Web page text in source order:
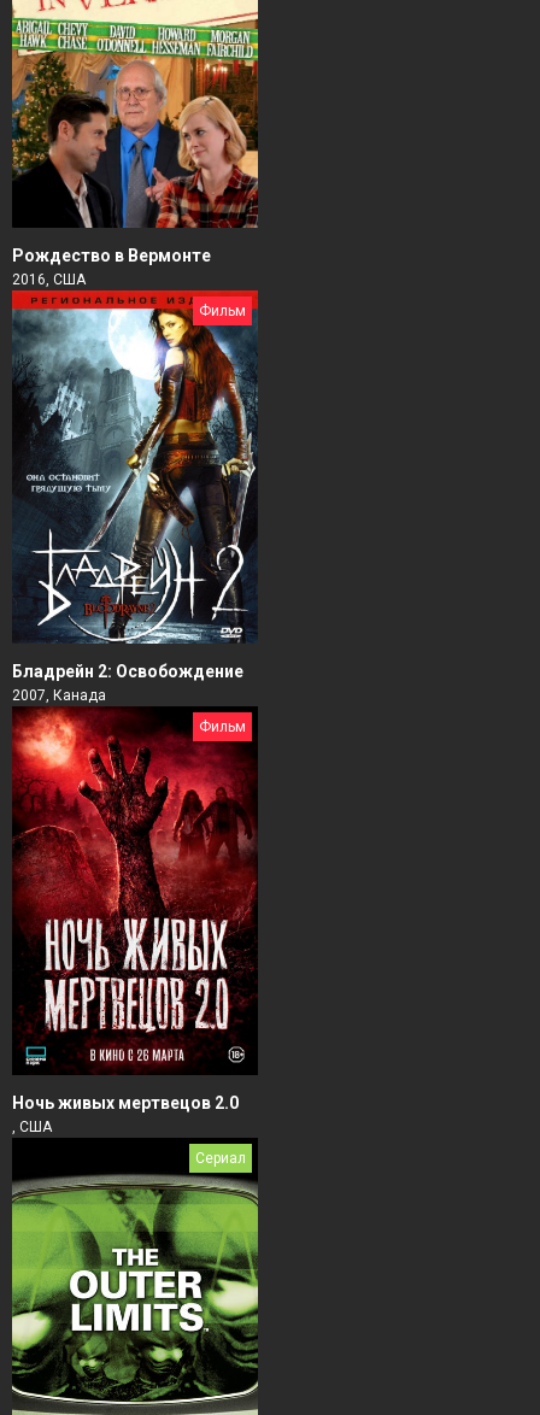
Рождество в Вермонте
2016, США
Фильм
Бладрейн 2: Освобождение
2007, Канада
Фильм
Ночь живых мертвецов 2.0
, США
Сериал